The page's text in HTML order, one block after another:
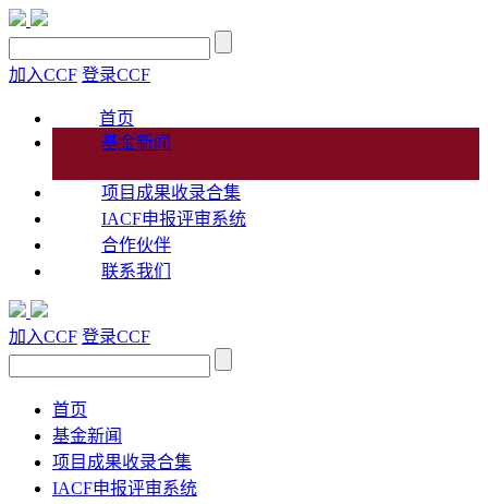
加入CCF 登录CCF
首页
基金新闻
项目成果收录合集
IACF申报评审系统
合作伙伴
联系我们
加入CCF 登录CCF
首页
基金新闻
项目成果收录合集
IACF申报评审系统